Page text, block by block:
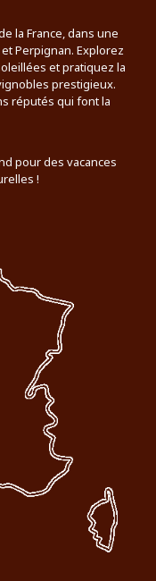
la France, dans une
Perpignan. Explorez
et pratiquez la
prestigieux.
réputés qui font la
pour des vacances
!